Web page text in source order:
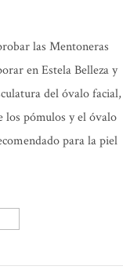
las Mentoneras
en Estela Belleza y
del óvalo facial,
los pómulos y el óvalo
para la piel